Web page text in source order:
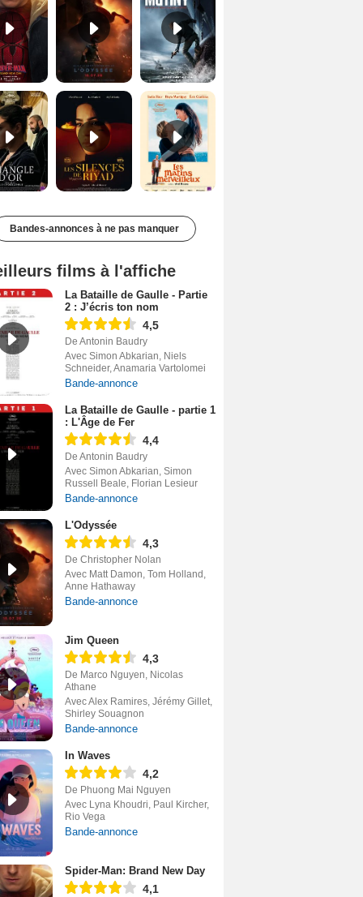
Les Silences de Riyad Bande-annonce VO STFR Les Matins merveilleux Bande-annonce VF
Bandes-annonces à ne pas manquer
films à l'affiche
La Bataille de Gaulle - Partie
2 : J’écris ton nom
4,5
De Antonin Baudry
Avec Simon Abkarian, Niels
Schneider, Anamaria Vartolomei
Bande-annonce
La Bataille de Gaulle - partie 1
: L'Âge de Fer
4,4
De Antonin Baudry
Avec Simon Abkarian, Simon
Russell Beale, Florian Lesieur
Bande-annonce
L'Odyssée
4,3
De Christopher Nolan
Avec Matt Damon, Tom Holland,
Anne Hathaway
Bande-annonce
Jim Queen
4,3
De Marco Nguyen, Nicolas
Athane
Avec Alex Ramires, Jérémy Gillet,
Shirley Souagnon
Bande-annonce
In Waves
4,2
De Phuong Mai Nguyen
Avec Lyna Khoudri, Paul Kircher,
Rio Vega
Bande-annonce
Spider-Man: Brand New Day
4,1